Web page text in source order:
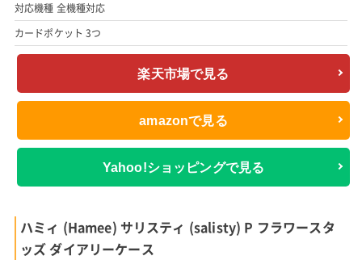
対応機種 全機種対応
カードポケット 3つ
楽天市場で見る
amazonで見る
Yahoo!ショッピングで見る
ハミィ (Hamee) サリスティ (salisty) P フラワースタ
ッズ ダイアリーケース